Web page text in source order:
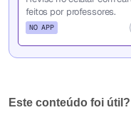
feitos por professores.
NO APP
Este conteúdo foi útil?